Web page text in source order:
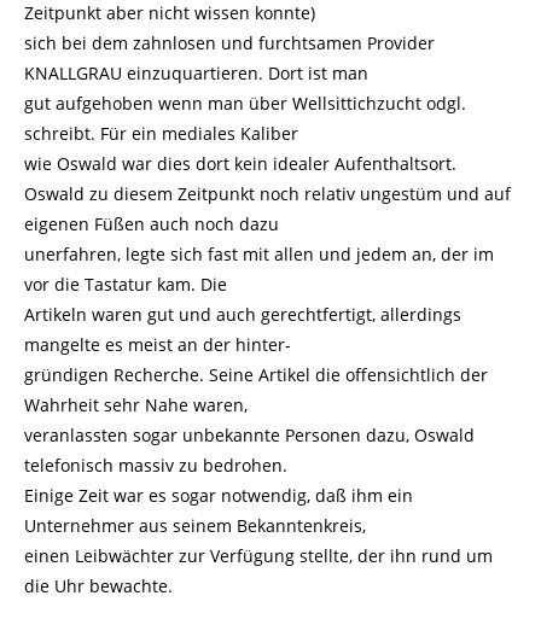
Zeitpunkt aber nicht wissen konnte)
sich bei dem zahnlosen und furchtsamen Provider
KNALLGRAU einzuquartieren. Dort ist man
gut aufgehoben wenn man über Wellsittichzucht odgl.
schreibt. Für ein mediales Kaliber
wie Oswald war dies dort kein idealer Aufenthaltsort.
Oswald zu diesem Zeitpunkt noch relativ ungestüm und auf
eigenen Füßen auch noch dazu
unerfahren, legte sich fast mit allen und jedem an, der im
vor die Tastatur kam. Die
Artikeln waren gut und auch gerechtfertigt, allerdings
mangelte es meist an der hinter-
gründigen Recherche. Seine Artikel die offensichtlich der
Wahrheit sehr Nahe waren,
veranlassten sogar unbekannte Personen dazu, Oswald
telefonisch massiv zu bedrohen.
Einige Zeit war es sogar notwendig, daß ihm ein
Unternehmer aus seinem Bekanntenkreis,
einen Leibwächter zur Verfügung stellte, der ihn rund um
die Uhr bewachte.